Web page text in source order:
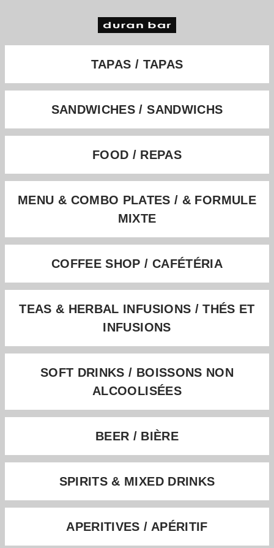
TAPAS / TAPAS
SANDWICHES / SANDWICHS
FOOD / REPAS
MENU & COMBO PLATES / & FORMULE
MIXTE
COFFEE SHOP / CAFÉTÉRIA
TEAS & HERBAL INFUSIONS / THÉS ET
INFUSIONS
SOFT DRINKS / BOISSONS NON
ALCOOLISÉES
BEER / BIÈRE
SPIRITS & MIXED DRINKS
APERITIVES / APÉRITIF